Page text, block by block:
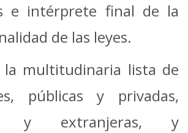
e intérprete final de la
de las leyes.
la multitudinaria lista de
públicas y privadas,
y extranjeras, y